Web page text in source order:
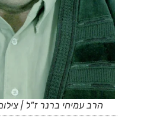
הרב עמיחי ברנר ז"ל |